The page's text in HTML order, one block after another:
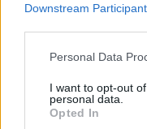
Downstream
Please note that this
not limited to your visit
grant or deny consent
use your data for
Personal Data
I want to opt-out
personal data.
Opted In